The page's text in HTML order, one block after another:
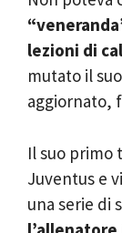
lezioni di
mutato il
aggiornato,
Il suo primo
Juventus e
una serie di